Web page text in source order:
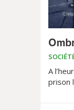
A
prison